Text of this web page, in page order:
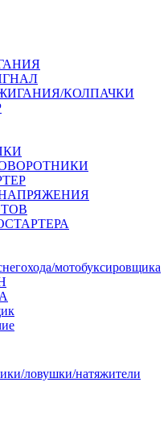
КОЛПАЧКИ
мотобуксировщика
ловушки/натяжители